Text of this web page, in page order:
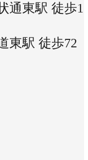
通東駅 徒歩1
東駅 徒歩72